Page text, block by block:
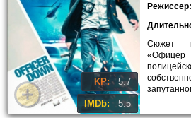
KP: 5.7
IMDb: 5.5
Режиссер:
Сюжет
«Офицер
Прошлое